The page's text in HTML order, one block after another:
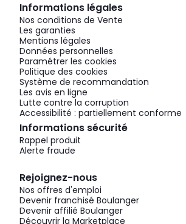
Informations légales
Nos conditions de Vente
Les garanties
Mentions légales
Données personnelles
Paramétrer les cookies
Politique des cookies
Système de recommandation
Les avis en ligne
Lutte contre la corruption
Accessibilité : partiellement conforme
Informations sécurité
Rappel produit
Alerte fraude
Rejoignez-nous
Nos offres d'emploi
Devenir franchisé Boulanger
Devenir affilié Boulanger
Découvrir la Marketplace